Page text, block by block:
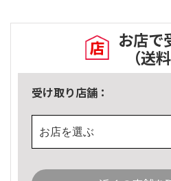
お店で
（送
受け取り店舗：
お店を選ぶ